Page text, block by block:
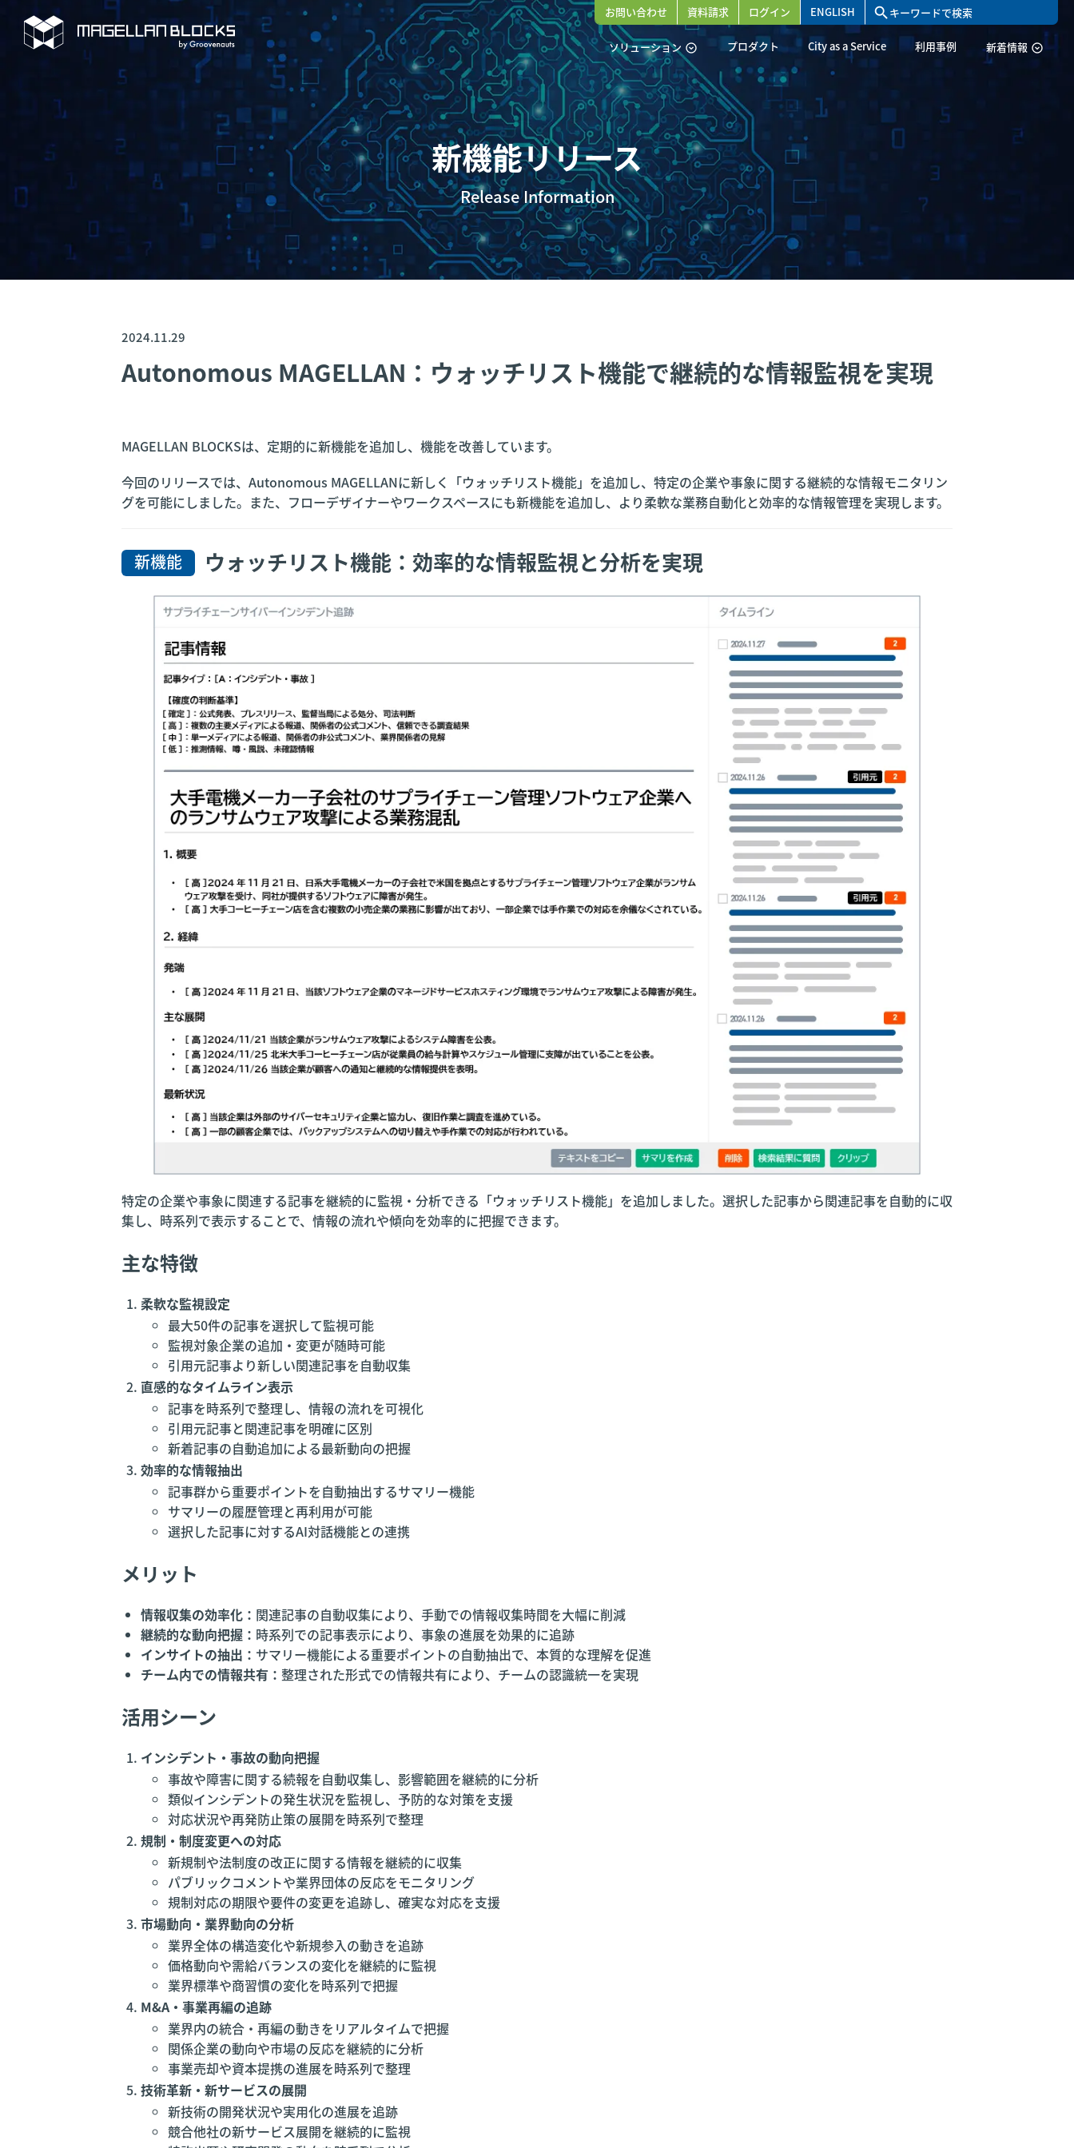
ソリューション expand_circle_down プロダクト City as a Service 利用事例 新着情報 expand_circle_down
お問い合わせ 資料請求 ログイン ENGLISH search
新機能リリース
Release Information
Autonomous MAGELLAN：ウォッチリスト機能で継続的な情報監視を実現
2024.11.29
MAGELLAN BLOCKSは、定期的に新機能を追加し、機能を改善しています。
今回のリリースでは、Autonomous MAGELLANに新しく「ウォッチリスト機能」を追加し、特定の企業や事象に関する継続的な情報モニタリン
グを可能にしました。また、フローデザイナーやワークスペースにも新機能を追加し、より柔軟な業務自動化と効率的な情報管理を実現します。
新機能 ウォッチリスト機能：効率的な情報監視と分析を実現
特定の企業や事象に関連する記事を継続的に監視・分析できる「ウォッチリスト機能」を追加しました。選択した記事から関連記事を自動的に収
集し、時系列で表示することで、情報の流れや傾向を効率的に把握できます。
主な特徴
柔軟な監視設定
最大50件の記事を選択して監視可能
監視対象企業の追加・変更が随時可能
引用元記事より新しい関連記事を自動収集
直感的なタイムライン表示
記事を時系列で整理し、情報の流れを可視化
引用元記事と関連記事を明確に区別
新着記事の自動追加による最新動向の把握
効率的な情報抽出
記事群から重要ポイントを自動抽出するサマリー機能
サマリーの履歴管理と再利用が可能
選択した記事に対するAI対話機能との連携
メリット
情報収集の効率化： 関連記事の自動収集により、手動での情報収集時間を大幅に削減
継続的な動向把握： 時系列での記事表示により、事象の進展を効果的に追跡
インサイトの抽出： サマリー機能による重要ポイントの自動抽出で、本質的な理解を促進
チーム内での情報共有： 整理された形式での情報共有により、チームの認識統一を実現
活用シーン
インシデント・事故の動向把握
事故や障害に関する続報を自動収集し、影響範囲を継続的に分析
類似インシデントの発生状況を監視し、予防的な対策を支援
対応状況や再発防止策の展開を時系列で整理
規制・制度変更への対応
新規制や法制度の改正に関する情報を継続的に収集
パブリックコメントや業界団体の反応をモニタリング
規制対応の期限や要件の変更を追跡し、確実な対応を支援
市場動向・業界動向の分析
業界全体の構造変化や新規参入の動きを追跡
価格動向や需給バランスの変化を継続的に監視
業界標準や商習慣の変化を時系列で把握
M&A・事業再編の追跡
業界内の統合・再編の動きをリアルタイムで把握
関係企業の動向や市場の反応を継続的に分析
事業売却や資本提携の進展を時系列で整理
技術革新・新サービスの展開
新技術の開発状況や実用化の進展を追跡
競合他社の新サービス展開を継続的に監視